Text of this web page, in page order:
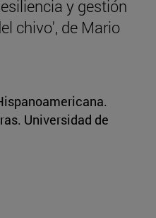
y gestión
chivo', de Mario
Universidad de